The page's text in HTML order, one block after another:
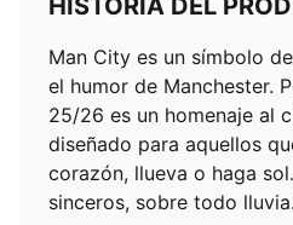
HISTORIA DEL
Man City es un símbolo
el humor de Manchester.
25/26 es un homenaje al
diseñado para aquellos
corazón, llueva o haga
sinceros, sobre todo